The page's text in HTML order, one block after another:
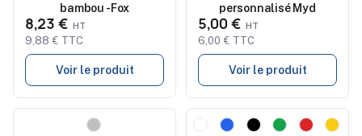
bambou - Fox
8,23 €
9,88 € TTC
Voir le produit
personnalisé Myd
5,00 €
6,00 € TTC
Voir le produit
Nouveau